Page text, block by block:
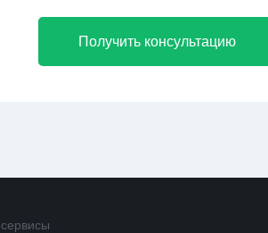
Получить консультацию
сервисы